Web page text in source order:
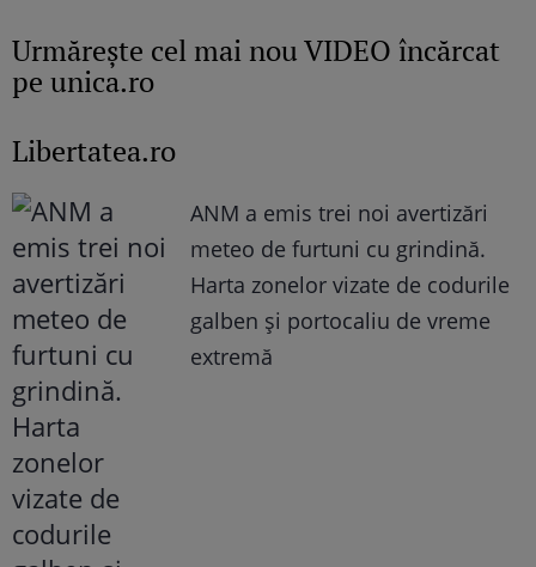
Urmăreşte cel mai nou VIDEO încărcat
pe unica.ro
Libertatea.ro
ANM a emis trei noi avertizări
meteo de furtuni cu grindină.
Harta zonelor vizate de codurile
galben și portocaliu de vreme
extremă